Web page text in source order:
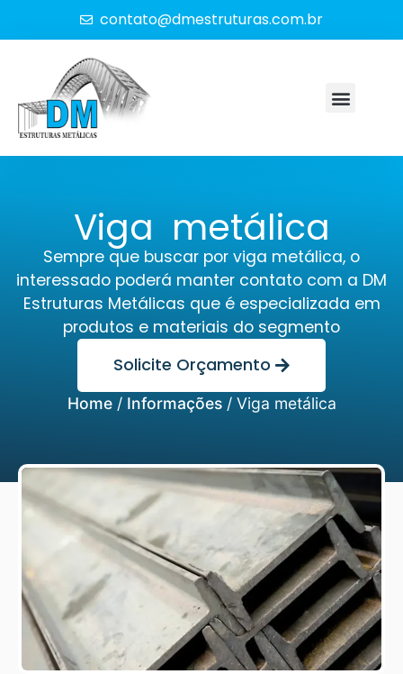
contato@dmestruturas.com.br
Viga metálica
Sempre que buscar por viga metálica, o
interessado poderá manter contato com a DM
Estruturas Metálicas que é especializada em
produtos e materiais do segmento
Solicite Orçamento
Home/ Informações/ Viga metálica